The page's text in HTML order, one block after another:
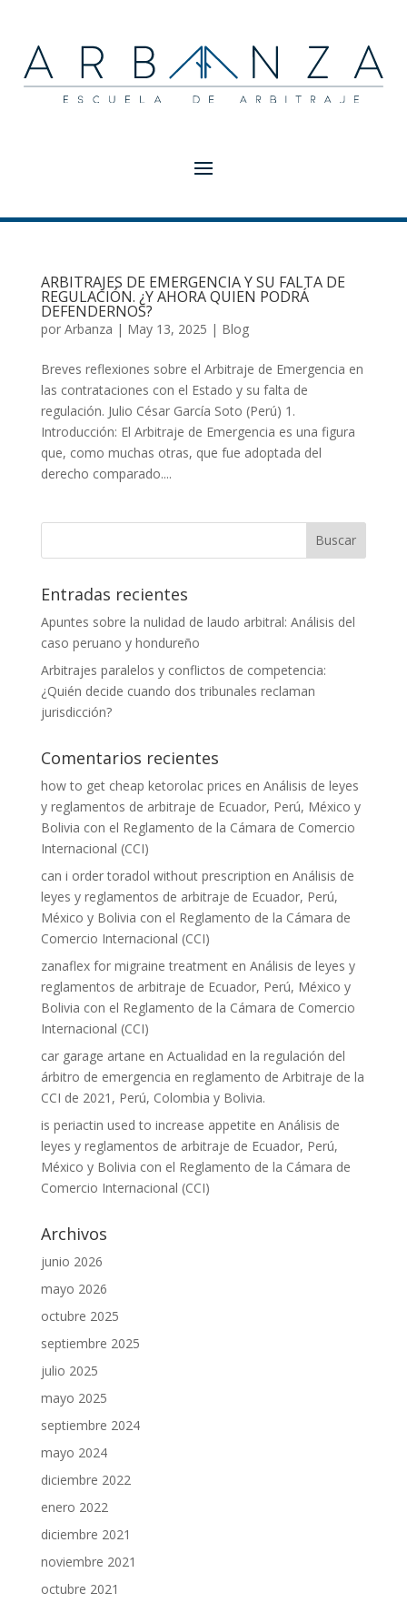
ARBITRAJES DE EMERGENCIA Y SU FALTA DE
REGULACIÓN. ¿Y AHORA QUIEN PODRÁ
DEFENDERNOS?
por Arbanza | May 13, 2025 | Blog
Breves reflexiones sobre el Arbitraje de Emergencia en
las contrataciones con el Estado y su falta de
regulación. Julio César García Soto (Perú) 1.
Introducción: El Arbitraje de Emergencia es una figura
que, como muchas otras, que fue adoptada del
derecho comparado....
Entradas recientes
Apuntes sobre la nulidad de laudo arbitral: Análisis del
caso peruano y hondureño
Arbitrajes paralelos y conflictos de competencia:
¿Quién decide cuando dos tribunales reclaman
jurisdicción?
Comentarios recientes
how to get cheap ketorolac prices en Análisis de leyes
y reglamentos de arbitraje de Ecuador, Perú, México y
Bolivia con el Reglamento de la Cámara de Comercio
Internacional (CCI)
can i order toradol without prescription en Análisis de
leyes y reglamentos de arbitraje de Ecuador, Perú,
México y Bolivia con el Reglamento de la Cámara de
Comercio Internacional (CCI)
zanaflex for migraine treatmenten Análisis de leyes y
reglamentos de arbitraje de Ecuador, Perú, México y
Bolivia con el Reglamento de la Cámara de Comercio
Internacional (CCI)
car garage artane en Actualidad en la regulación del
árbitro de emergencia en reglamento de Arbitraje de la
CCI de 2021, Perú, Colombia y Bolivia.
is periactin used to increase appetite en Análisis de
leyes y reglamentos de arbitraje de Ecuador, Perú,
México y Bolivia con el Reglamento de la Cámara de
Comercio Internacional (CCI)
Archivos
junio 2026
mayo 2026
octubre 2025
septiembre 2025
julio 2025
mayo 2025
septiembre 2024
mayo 2024
diciembre 2022
enero 2022
diciembre 2021
noviembre 2021
octubre 2021